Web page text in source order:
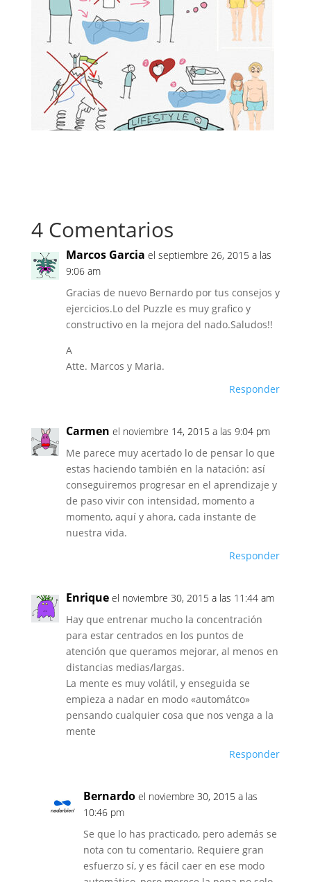
4 Comentarios
Marcos Garcia el septiembre 26, 2015 a las
9:06 am
Gracias de nuevo Bernardo por tus consejos y
ejercicios.Lo del Puzzle es muy grafico y
constructivo en la mejora del nado.Saludos!!
A
Atte. Marcos y Maria.
Responder
Carmen el noviembre 14, 2015 a las 9:04 pm
Me parece muy acertado lo de pensar lo que
estas haciendo también en la natación: así
conseguiremos progresar en el aprendizaje y
de paso vivir con intensidad, momento a
momento, aquí y ahora, cada instante de
nuestra vida.
Responder
Enrique el noviembre 30, 2015 a las 11:44 am
Hay que entrenar mucho la concentración
para estar centrados en los puntos de
atención que queramos mejorar, al menos en
distancias medias/largas.
La mente es muy volátil, y enseguida se
empieza a nadar en modo «automátco»
pensando cualquier cosa que nos venga a la
mente
Responder
Bernardo el noviembre 30, 2015 a las
10:46 pm
Se que lo has practicado, pero además se
nota con tu comentario. Requiere gran
esfuerzo sí, y es fácil caer en ese modo